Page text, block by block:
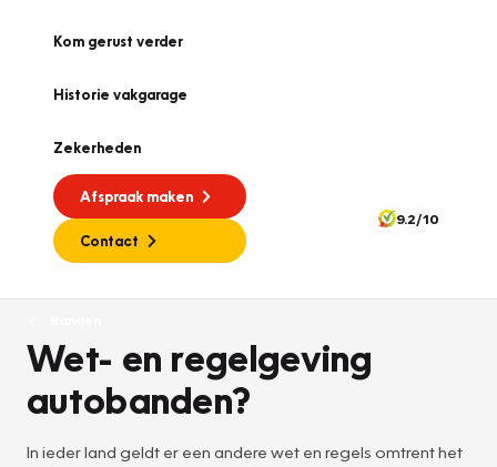
Kom gerust verder
Historie vakgarage
Zekerheden
Afspraak maken
Contact
9.2/10
Wet- en regelgeving
autobanden?
In ieder land geldt er een andere wet en regels omtrent het